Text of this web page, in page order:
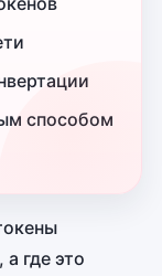
способом
где это